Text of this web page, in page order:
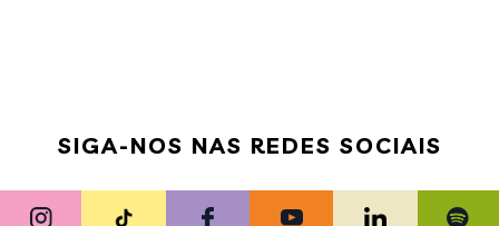
SIGA-NOS NAS REDES SOCIAIS